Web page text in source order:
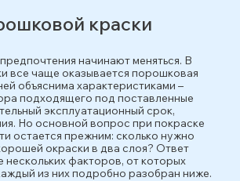
краски
начинают меняться. В
все чаще оказывается порошковая
объяснима характеристиками –
подходящего под поставленные
эксплуатационный срок,
Но основной вопрос при покраске
остается прежним: сколько нужно
окраски в два слоя? Ответ
нескольких факторов, от которых
из них подробно разобран ниже.